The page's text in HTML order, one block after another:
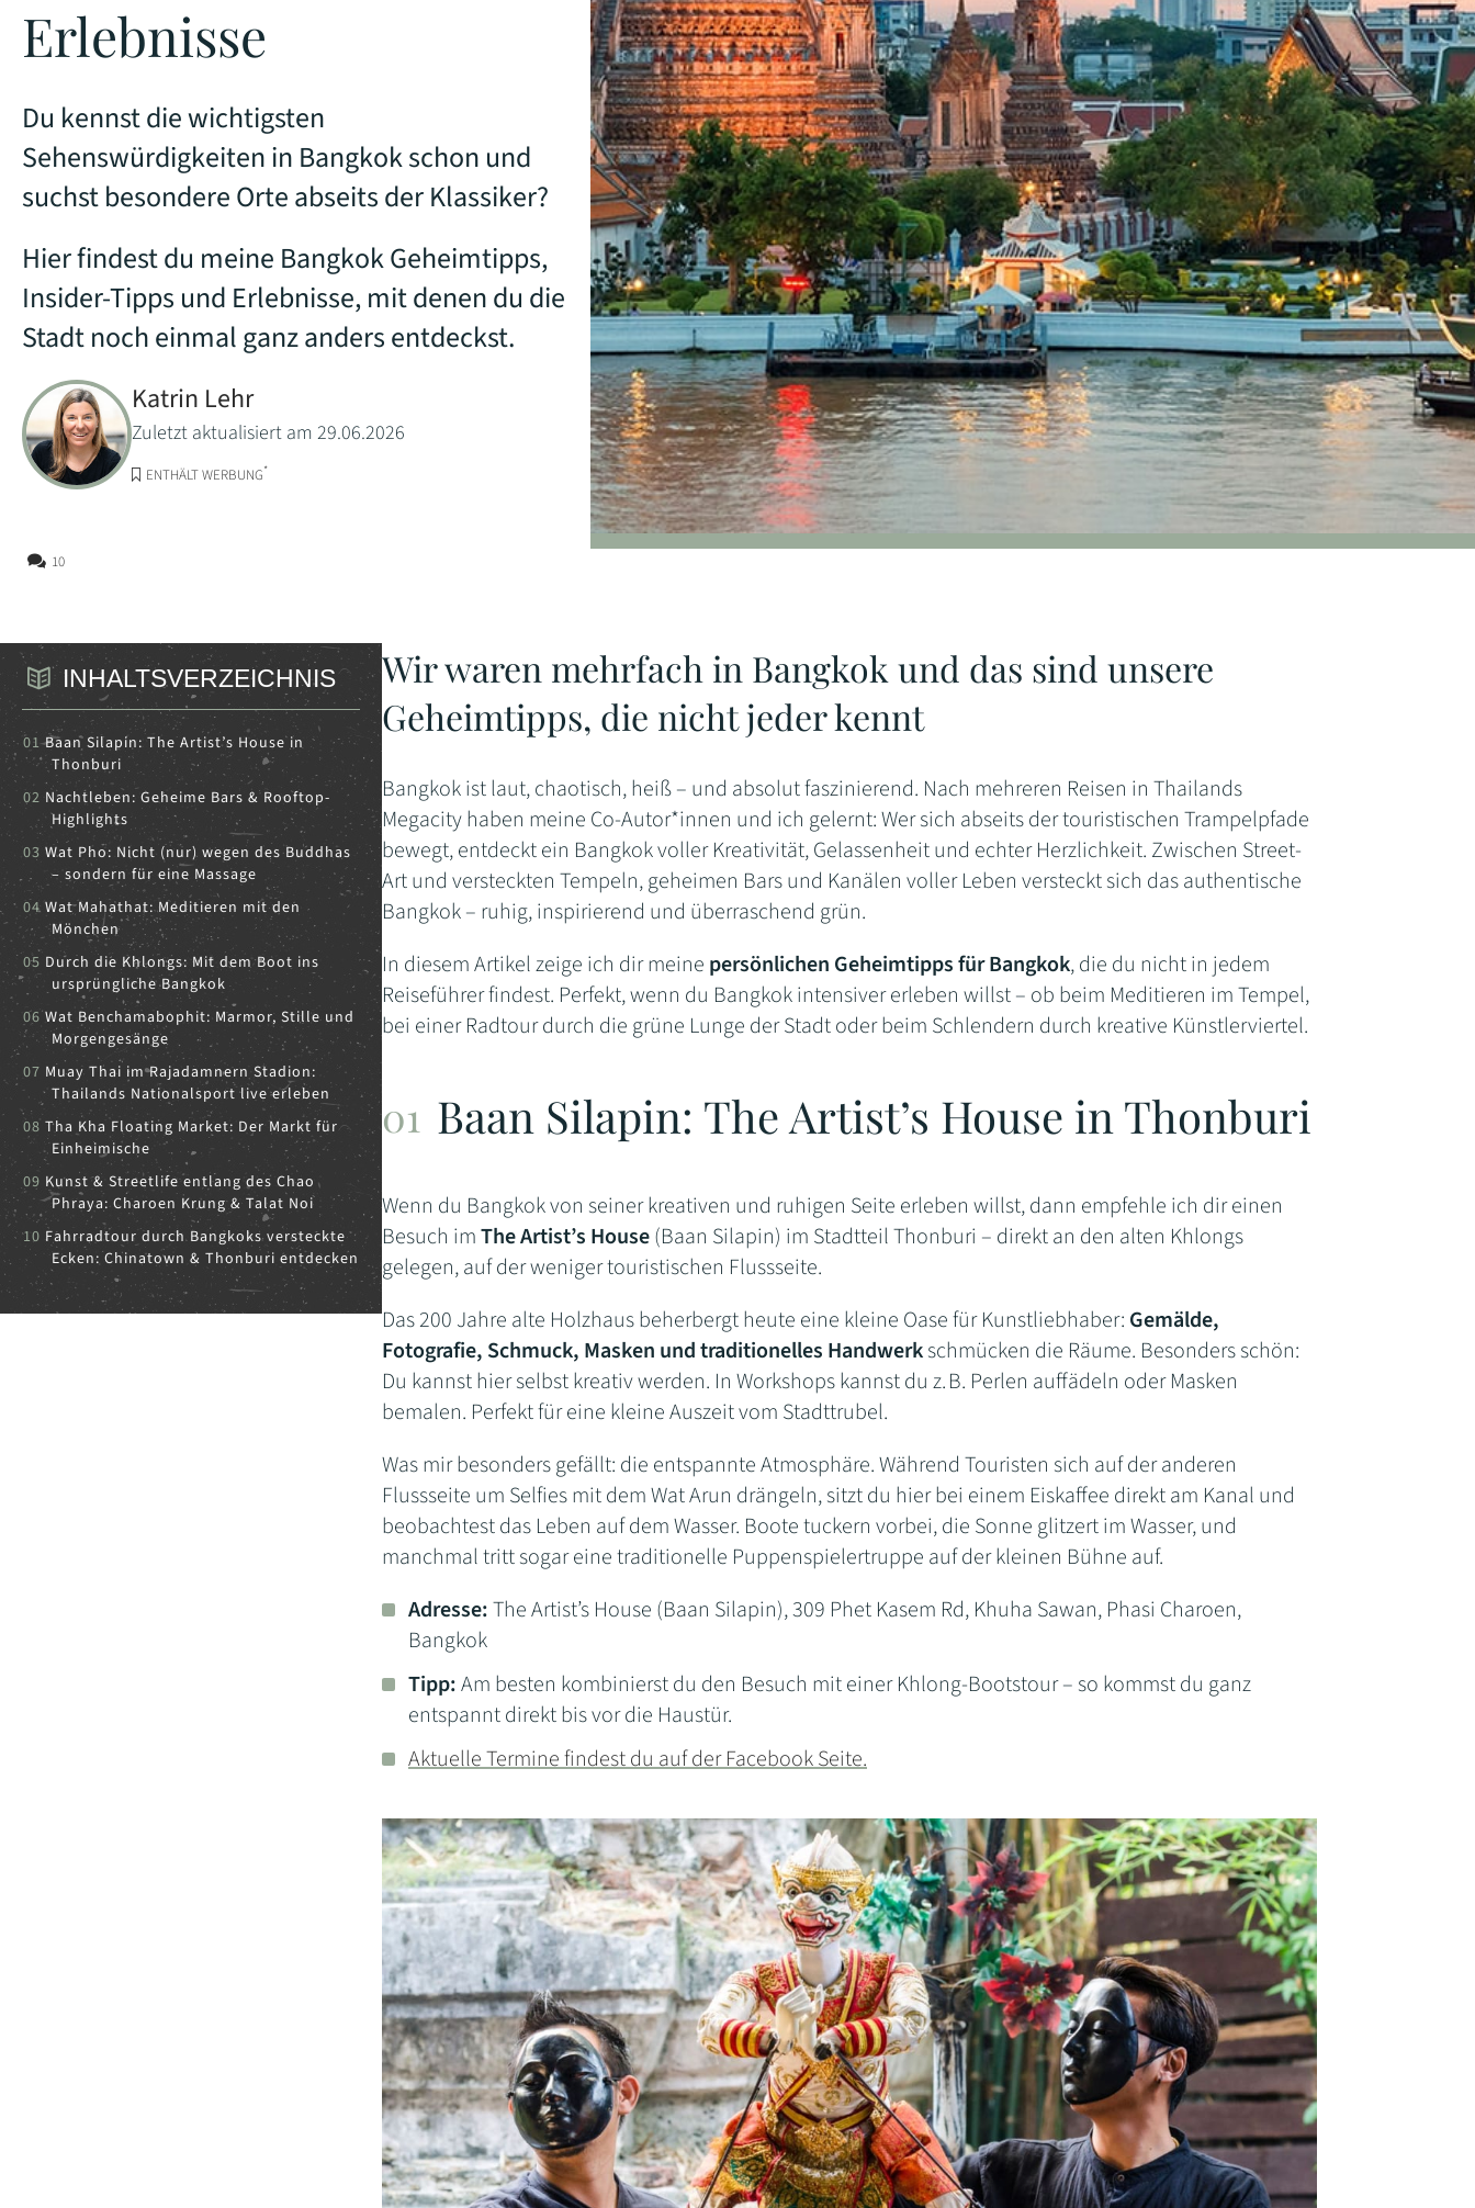
Erlebnisse
Du kennst die wichtigsten
Sehenswürdigkeiten in Bangkok schon und
suchst besondere Orte abseits der Klassiker?
Hier findest du meine Bangkok Geheimtipps,
Insider-Tipps und Erlebnisse, mit denen du die
Stadt noch einmal ganz anders entdeckst.
Katrin Lehr
Zuletzt aktualisiert am 29.06.2026
ENTHÄLT WERBUNG*
10
Wir waren mehrfach in Bangkok und das sind unsere
Geheimtipps, die nicht jeder kennt
Bangkok ist laut, chaotisch, heiß – und absolut faszinierend. Nach mehreren Reisen in Thailands
Megacity haben meine Co-Autor*innen und ich gelernt: Wer sich abseits der touristischen Trampelpfade
bewegt, entdeckt ein Bangkok voller Kreativität, Gelassenheit und echter Herzlichkeit. Zwischen Street-
Art und versteckten Tempeln, geheimen Bars und Kanälen voller Leben versteckt sich das authentische
Bangkok – ruhig, inspirierend und überraschend grün.
In diesem Artikel zeige ich dir meine persönlichen Geheimtipps für Bangkok, die du nicht in jedem
Reiseführer findest. Perfekt, wenn du Bangkok intensiver erleben willst – ob beim Meditieren im Tempel,
bei einer Radtour durch die grüne Lunge der Stadt oder beim Schlendern durch kreative Künstlerviertel.
Baan Silapin: The Artist’s House in Thonburi
Wenn du Bangkok von seiner kreativen und ruhigen Seite erleben willst, dann empfehle ich dir einen
Besuch imThe Artist’s House(Baan Silapin) im Stadtteil Thonburi – direkt an den alten Khlongs
gelegen, auf der weniger touristischen Flussseite.
Das 200 Jahre alte Holzhaus beherbergt heute eine kleine Oase für Kunstliebhaber: Gemälde,
Fotografie, Schmuck, Masken und traditionelles Handwerkschmücken die Räume. Besonders schön:
Du kannst hier selbst kreativ werden. In Workshops kannst du z. B. Perlen auffädeln oder Masken
bemalen. Perfekt für eine kleine Auszeit vom Stadttrubel.
Was mir besonders gefällt: die entspannte Atmosphäre. Während Touristen sich auf der anderen
Flussseite um Selfies mit dem Wat Arun drängeln, sitzt du hier bei einem Eiskaffee direkt am Kanal und
beobachtest das Leben auf dem Wasser. Boote tuckern vorbei, die Sonne glitzert im Wasser, und
manchmal tritt sogar eine traditionelle Puppenspielertruppe auf der kleinen Bühne auf.
Adresse:The Artist’s House (Baan Silapin), 309 Phet Kasem Rd, Khuha Sawan, Phasi Charoen,
Bangkok
Tipp:Am besten kombinierst du den Besuch mit einer Khlong-Bootstour – so kommst du ganz
entspannt direkt bis vor die Haustür.
Aktuelle Termine findest du auf der Facebook Seite.
INHALTSVERZEICHNIS
Baan Silapin: The Artist’s House in
Thonburi
Nachtleben: Geheime Bars & Rooftop-
Highlights
Wat Pho: Nicht (nur) wegen des Buddhas
– sondern für eine Massage
Wat Mahathat: Meditieren mit den
Mönchen
Durch die Khlongs: Mit dem Boot ins
ursprüngliche Bangkok
Wat Benchamabophit: Marmor, Stille und
Morgengesänge
Muay Thai im Rajadamnern Stadion:
Thailands Nationalsport live erleben
Tha Kha Floating Market: Der Markt für
Einheimische
Kunst & Streetlife entlang des Chao
Phraya: Charoen Krung & Talat Noi
Fahrradtour durch Bangkoks versteckte
Ecken: Chinatown & Thonburi entdecken